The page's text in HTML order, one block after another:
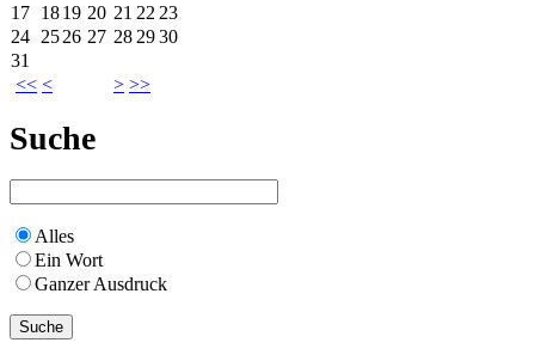
<< < > >>
17 1819 20 21 22 23
24 2526 27 28 2930
31
Suche
Alles
Ein Wort
Ganzer Ausdruck